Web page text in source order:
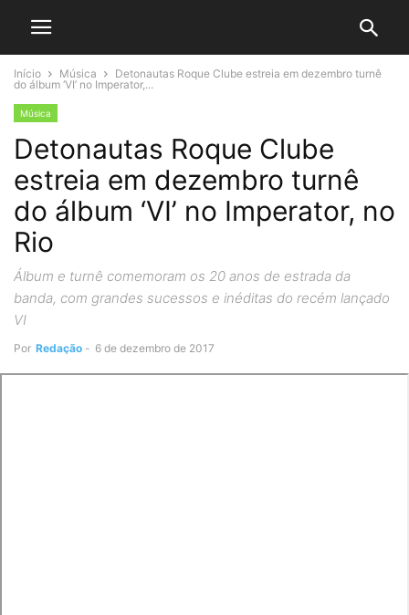
Início Música
Detonautas Roque Clube estreia em dezembro turnê
do álbum ‘VI’ no Imperator,...
Música
Detonautas Roque Clube
estreia em dezembro turnê
do álbum ‘VI’ no Imperator, no
Rio
Álbum e turnê comemoram os 20 anos de estrada da
banda, com grandes sucessos e inéditas do recém lançado
VI
Por Redação - 6 de dezembro de 2017